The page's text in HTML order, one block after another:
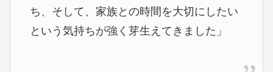
ち、そして、家族との時間を大切にしたい
という気持ちが強く芽生えてきました」